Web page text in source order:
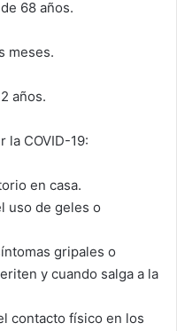
68 años.
meses.
años.
la COVID-19:
en casa.
uso de geles o
gripales o
y cuando salga a la
contacto físico en los